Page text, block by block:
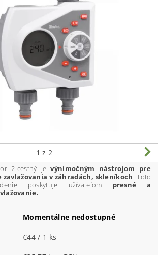
1 z 2
2-cestný jevýnimočným nástrojom pre
v záhradách, skleníkoch . Toto
poskytuje užívateľom presné a
Momentálne nedostupné
€44 / 1 ks